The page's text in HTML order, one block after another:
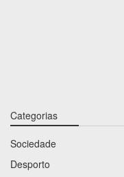
Categorias
Sociedade
Desporto